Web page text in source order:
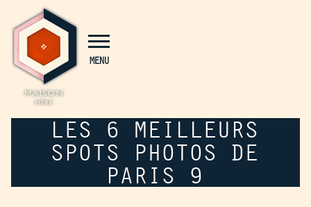
MENU
LES 6 MEILLEURS
SPOTS PHOTOS DE
PARIS 9
Panneau de gestion des cookies